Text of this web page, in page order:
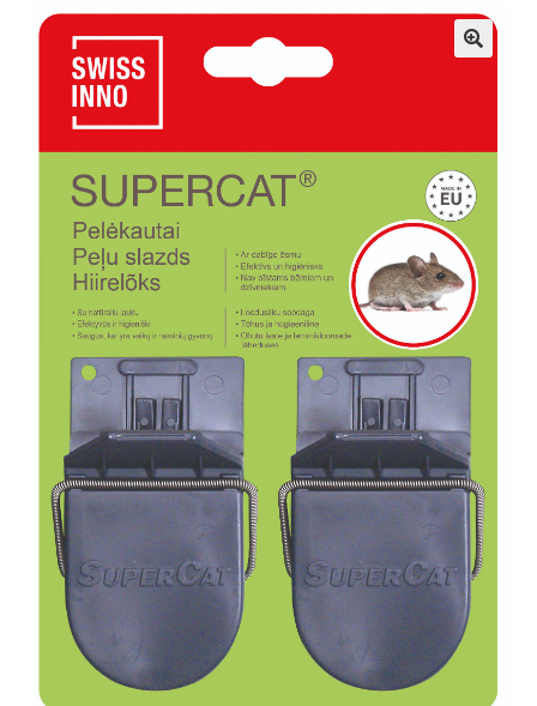
Hinnad
KASUTAJATINGIMUSED
KKK – korduma kippuvad küsimused
Kontakt
Lõuna-Eesti kampaania
Ostukorv
Pood
Privaatsuspoliitika
Tagastamise avaldus